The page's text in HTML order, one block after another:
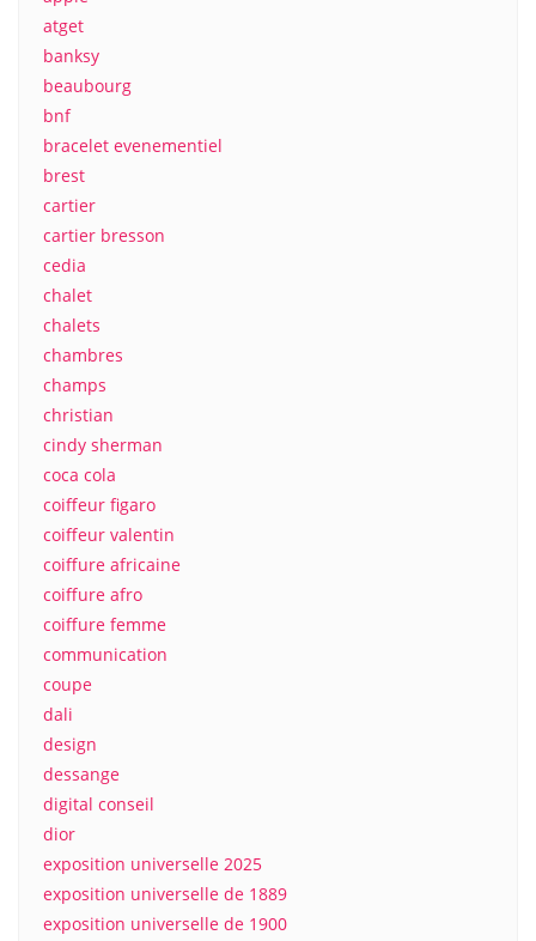
atget
banksy
beaubourg
bnf
bracelet evenementiel
brest
cartier
cartier bresson
cedia
chalet
chalets
chambres
champs
christian
cindy sherman
coca cola
coiffeur figaro
coiffeur valentin
coiffure africaine
coiffure afro
coiffure femme
communication
coupe
dali
design
dessange
digital conseil
dior
exposition universelle 2025
exposition universelle de 1889
exposition universelle de 1900